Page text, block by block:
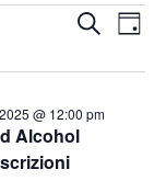
Eventi
e
viste
Cerca
Alcohol
@ 12:00 pm